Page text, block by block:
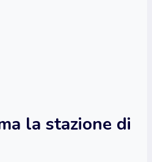
la stazione di